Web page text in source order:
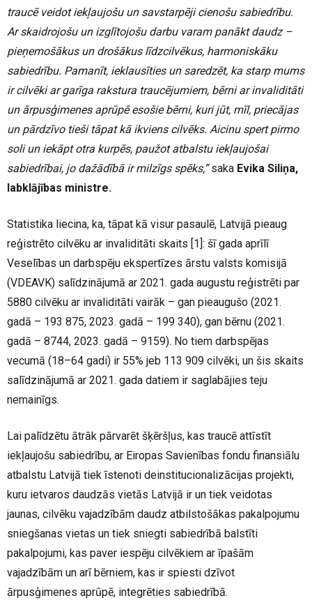
traucē veidot iekļaujošu un savstarpēji cienošu sabiedrību.
Ar skaidrojošu un izglītojošu darbu varam panākt daudz –
pieņemošākus un drošākus līdzcilvēkus, harmoniskāku
sabiedrību. Pamanīt, ieklausīties un saredzēt, ka starp mums
ir cilvēki ar garīga rakstura traucējumiem, bērni ar invaliditāti
un ārpusģimenes aprūpē esošie bērni, kuri jūt, mīl, priecājas
un pārdzīvo tieši tāpat kā ikviens cilvēks. Aicinu spert pirmo
soli un iekāpt otra kurpēs, paužot atbalstu iekļaujošai
sabiedrībai, jo dažādībā ir milzīgs spēks,”saka Evika Siliņa,
labklājības ministre.
Statistika liecina, ka, tāpat kā visur pasaulē, Latvijā pieaug
reģistrēto cilvēku ar invaliditāti skaits [1]: šī gada aprīlī
Veselības un darbspēju ekspertīzes ārstu valsts komisijā
(VDEAVK) salīdzinājumā ar 2021. gada augustu reģistrēti par
5880 cilvēku ar invaliditāti vairāk – gan pieaugušo (2021.
gadā – 193 875, 2023. gadā – 199 340), gan bērnu (2021.
gadā – 8744, 2023. gadā – 9159). No tiem darbspējas
vecumā (18–64 gadi) ir 55% jeb 113 909 cilvēki, un šis skaits
salīdzinājumā ar 2021. gada datiem ir saglabājies teju
nemainīgs.
Lai palīdzētu ātrāk pārvarēt šķēršļus, kas traucē attīstīt
iekļaujošu sabiedrību, ar Eiropas Savienības fondu finansiālu
atbalstu Latvijā tiek īstenoti deinstitucionalizācijas projekti,
kuru ietvaros daudzās vietās Latvijā ir un tiek veidotas
jaunas, cilvēku vajadzībām daudz atbilstošākas pakalpojumu
sniegšanas vietas un tiek sniegti sabiedrībā balstīti
pakalpojumi, kas paver iespēju cilvēkiem ar īpašām
vajadzībām un arī bērniem, kas ir spiesti dzīvot
ārpusģimenes aprūpē, integrēties sabiedrībā.